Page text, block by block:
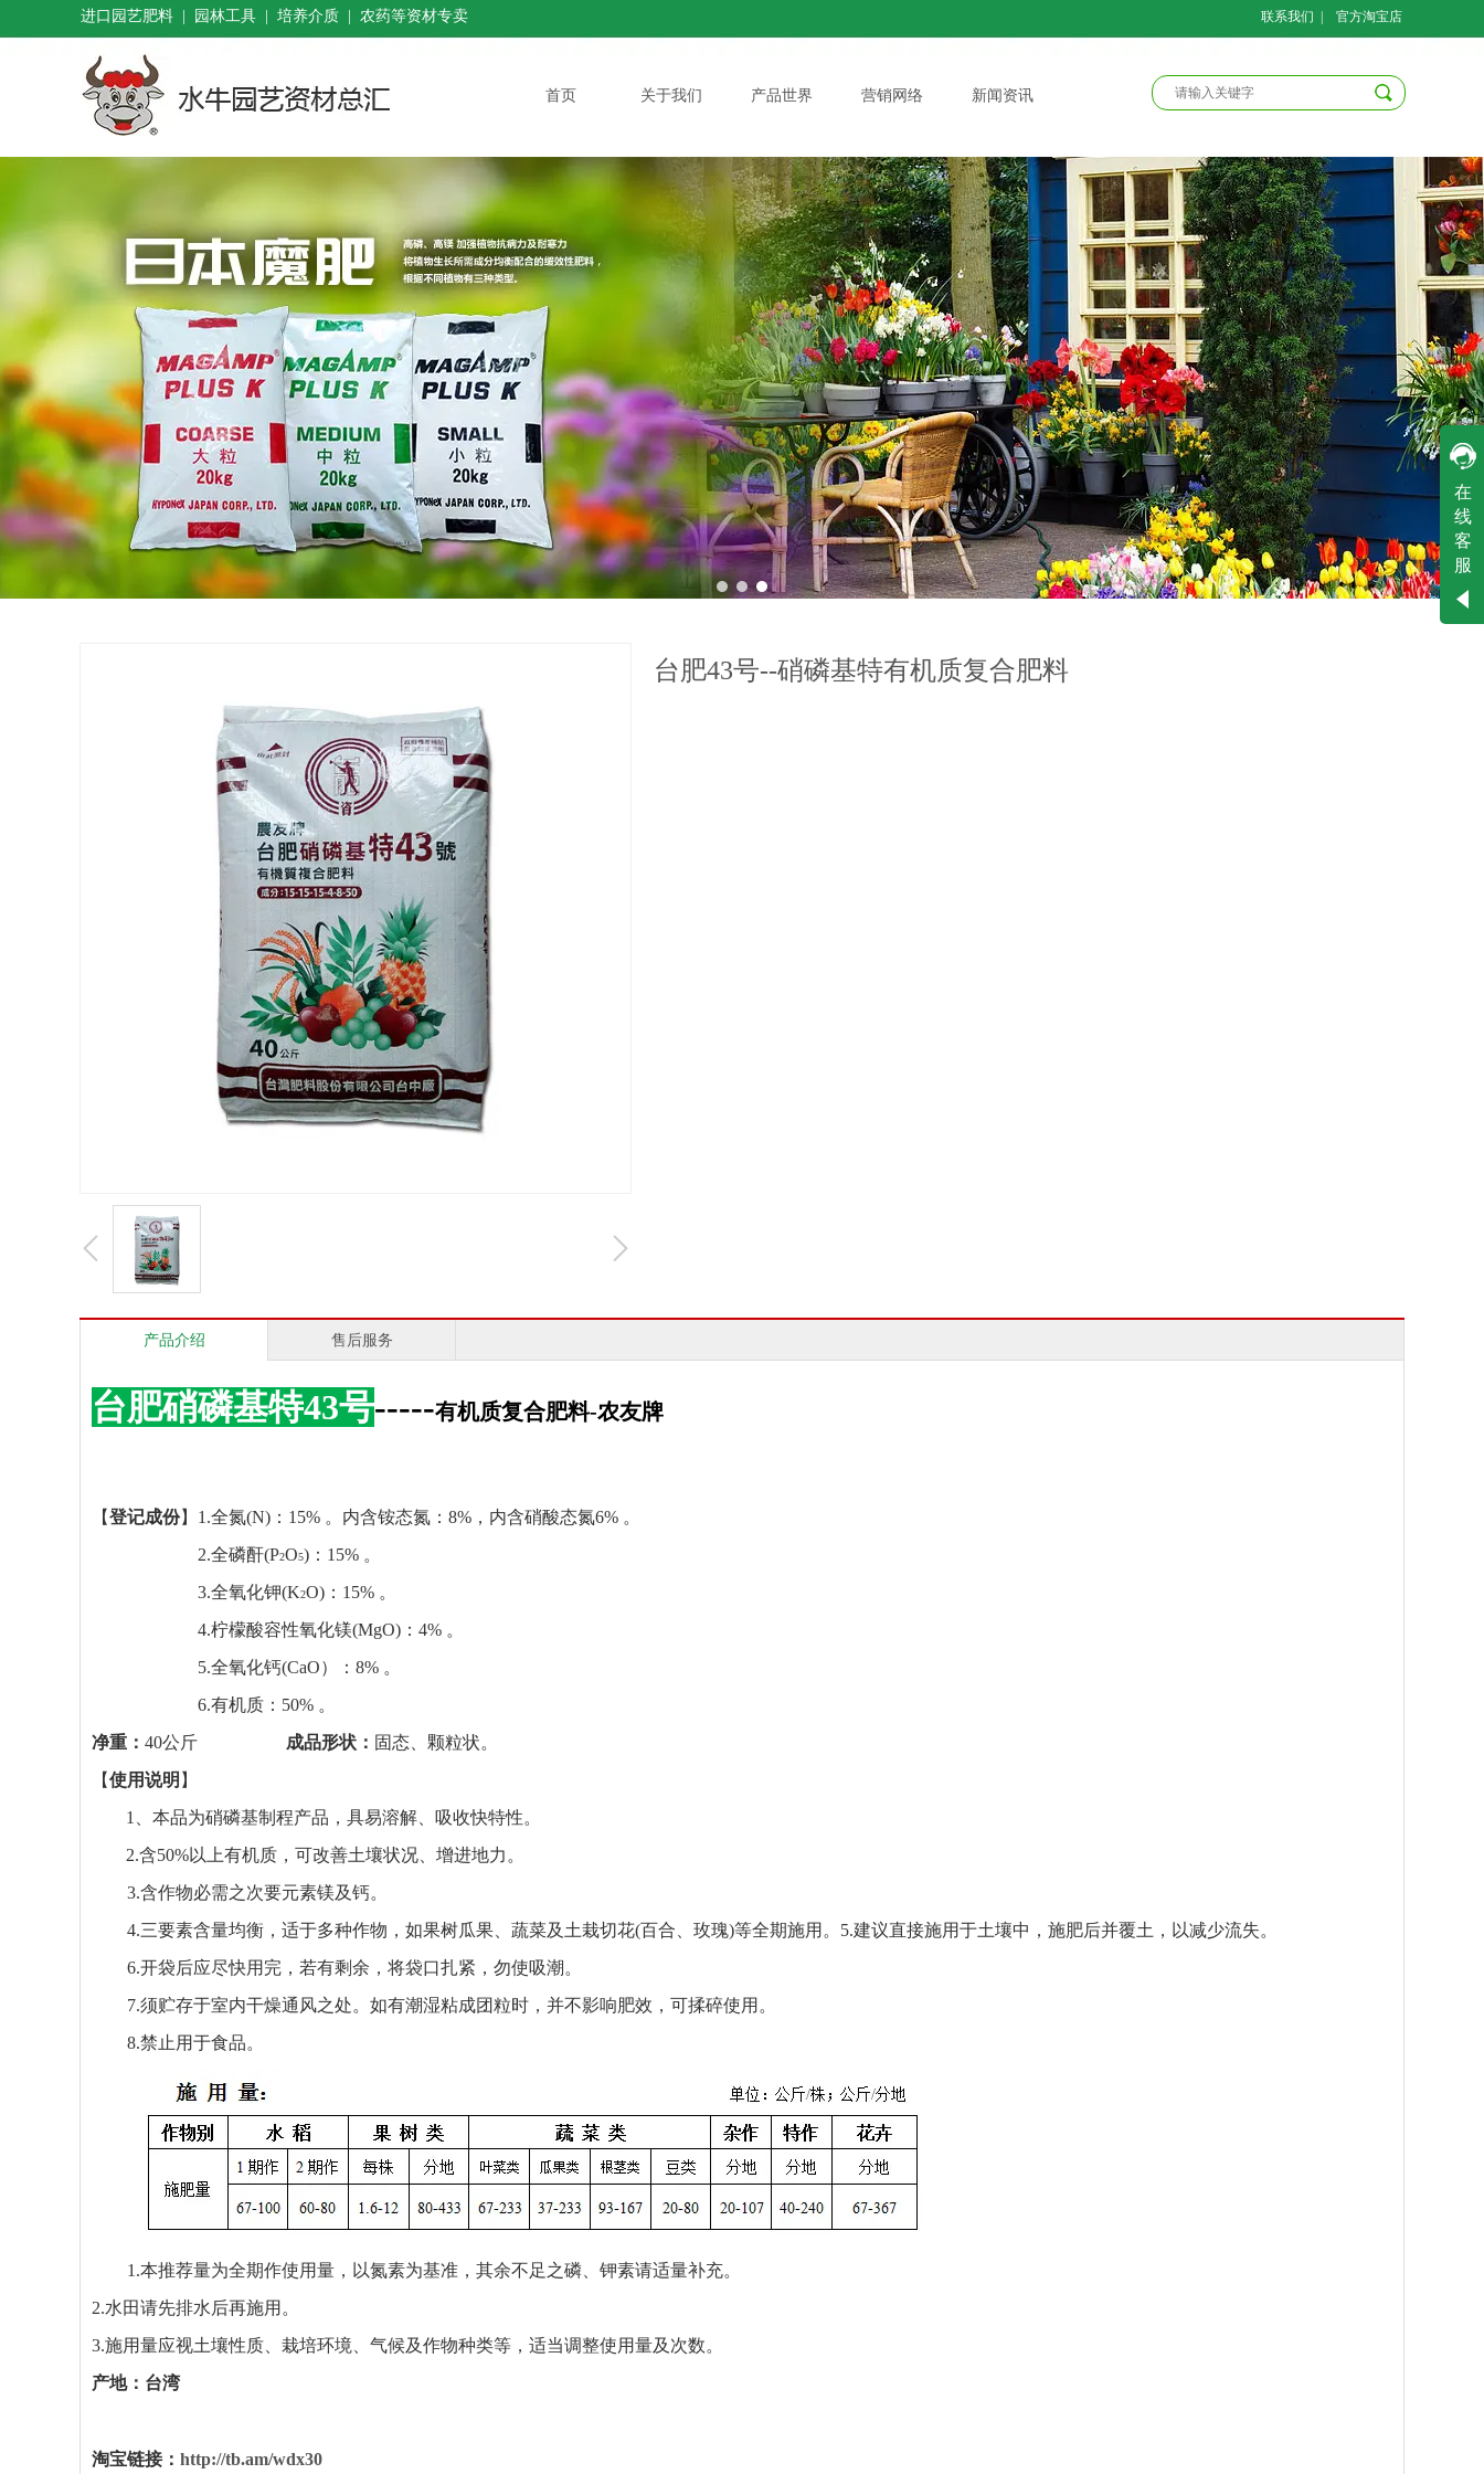
在
线
客
服
客服一
工作时间
周一至周六8:30-
联系我们 官方淘宝店
进口园艺肥料 | 园林工具 | 培养介质 | 农药等资材专卖
首页 关于我们 产品世界 营销网络 新闻资讯
1 2 3
台肥43号--硝磷基特有机质复合肥料
产品介绍 售后服务
台肥硝磷基特43号-----有机质复合肥料-农友牌
【登记成份】 1.全氮(N) ： 15% 。内含铵态氮： 8% ，内含硝酸态氮6% 。
2.全磷酐(P2O5) ： 15% 。
3.全氧化钾(K2O) ： 15% 。
4.柠檬酸容性氧化镁(MgO) ： 4% 。
5.全氧化钙(CaO）： 8% 。
6.有机质： 50% 。
净重： 40公斤 成品形状： 固态、颗粒状。
【使用说明 】
1
、本品为硝磷基制程产品，具易溶解、吸收快特性。
2.含50%以上有机质，可改善土壤状况、增进地力。
3.含作物必需之次要元素镁及钙。
4.三要素含量均衡，适于多种作物，如果树瓜果、蔬菜及土栽切花(百合、玫瑰)等全期施用。 5.建议直接施用于土壤中，施肥后并覆土，以减少流失。
6.开袋后应尽快用完，若有剩余，将袋口扎紧，勿使吸潮。
7.须贮存于室内干燥通风之处。如有潮湿粘成团粒时，并不影响肥效，可揉碎使用。
8.禁止用于食品。
1.本推荐量为全期作使用量，以氮素为基准，其余不足之磷、钾素请适量补充。
2.水田请先排水后再施用。
3.施用量应视土壤性质、栽培环境、气候及作物种类等，适当调整使用量及次数。
产地：台湾
淘宝链接： http://tb.am/wdx30